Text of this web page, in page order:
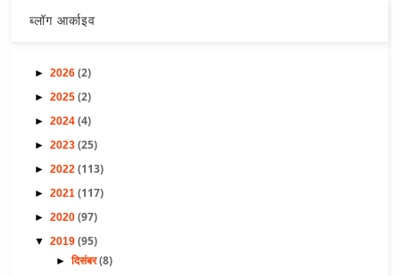
ब्लॉग आर्काइव
►2026(2)
►2025(2)
►2024(4)
►2023(25)
►2022(113)
►2021(117)
►2020(97)
▼2019(95)
►दिसंबर(8)